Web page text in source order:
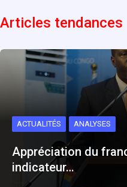
Articles tendances
ACTUALITÉS ANALYSES
Appréciation du
indicateur…